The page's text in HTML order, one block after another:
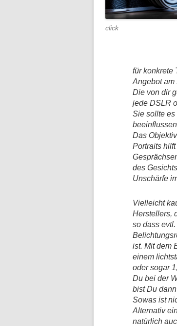
click
für konkrete
Angebot am
Die von dir
jede DSLR
Sie sollte es
Das
Portraits
des
Unschärfe
Vielleicht
Herstellers,
so dass
ist. Mit dem
einem
oder sogar
Du bei der
bist Du
Sowas ist
Alternativ
natürlich